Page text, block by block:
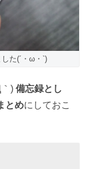
た(´・ω・`)
) 備忘録とし
とめにしておこ